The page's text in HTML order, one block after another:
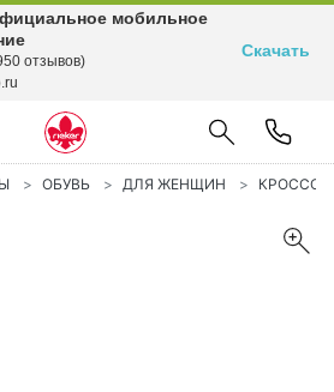
ОБУВЬ ДЛЯ ЖЕНЩИН
мобильное
отзывов)
Скачать